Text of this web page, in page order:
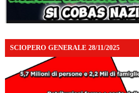
SCIOPERO GENERALE 28/11/2025